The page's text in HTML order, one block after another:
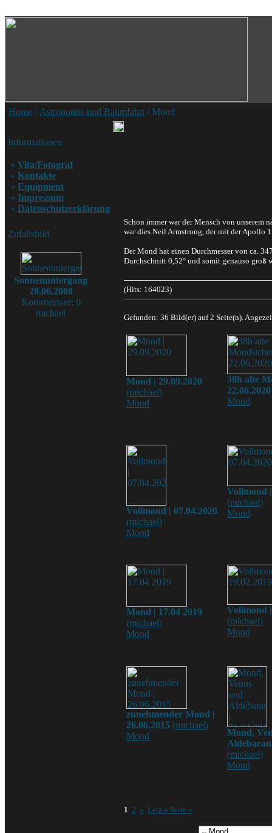
Home / Astronomie und Raumfahrt / Mond
Informationen
» Vita/Fotograf
» Kontakte
» Equipment
» Impressum
» Datenschutzerklärung
Zufallsbild
Sonnenuntergang
28.06.2008
Kommentare: 0
michael
Schon immer war der Mensch von unserem
war dies Neil Armstrong, der mit der Apollo
Der Mond hat einen Durchmesser von ca.
Durchschnitt 0,52° und somit genauso groß
(Hits: 164023)
Gefunden: 36 Bild(er) auf 2 Seite(n).
Mond | 29.09.2020
(michael)
Mond
38h alte
22.06.2020
Mond
Vollmond | 07.04.2020
(michael)
Mond
Vollmond
(michael)
Mond
Mond | 17.04 2019
(michael)
Mond
Vollmond
(michael)
Mond
zunehmender Mond |
26.06.2015 (michael)
Mond
Mond,
Aldebaran
(michael)
Mond
1 2 » Letzte Seite »